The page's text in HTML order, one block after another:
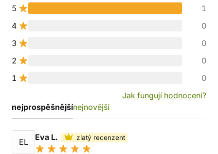
5
1
4
0
3
0
2
0
1
0
Jak fungují hodnocení?
nejprospěšnějšínejnovější
EL Eva L. zlatý recenzent